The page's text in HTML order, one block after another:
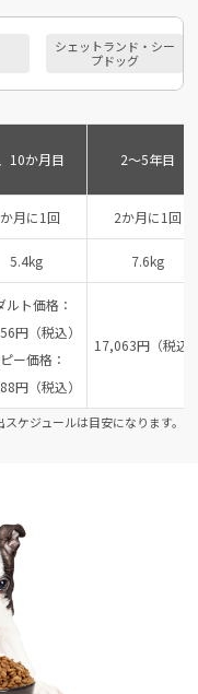
シェットランド・シー
プドッグ
10か月目 2～5年目
月に1回 2か月に1回
5.4kg 7.6kg
ルト価格：
円（税込）
ー価格：
円（税込）
17,063円（税込
ケジュールは目安になります。